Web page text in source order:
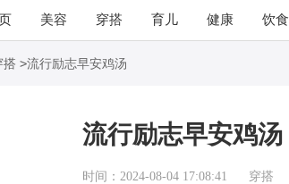
美容 穿搭 育儿 健康 饮食
阅读
搭 >流行励志早安鸡汤
流行励志早安鸡汤
时间：2024-08-04 17:08:41 穿搭